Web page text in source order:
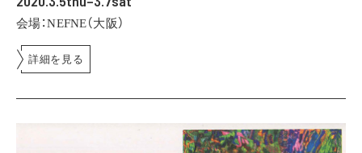
会場：NEFNE（大阪）
詳細を見る